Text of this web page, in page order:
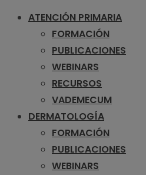
ATENCIÓN PRIMARIA
FORMACIÓN
PUBLICACIONES
WEBINARS
RECURSOS
VADEMECUM
DERMATOLOGÍA
FORMACIÓN
PUBLICACIONES
WEBINARS